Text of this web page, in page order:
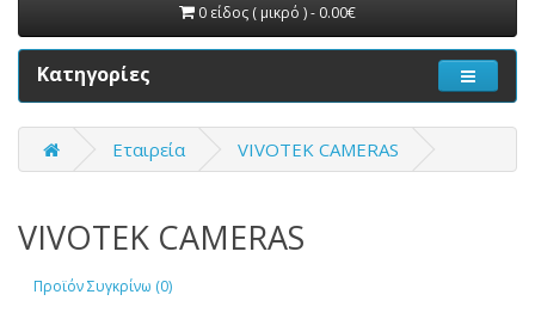
0 είδος ( μικρό ) - 0.00€
Κατηγορίες
Εταιρεία VIVOTEK CAMERAS
VIVOTEK CAMERAS
Προϊόν Συγκρίνω (0)